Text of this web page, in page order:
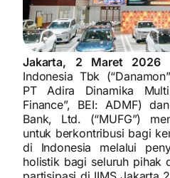
Jakarta, 2 Maret 2026
Indonesia Tbk
PT Adira Dinamika
Finance”, BEI: ADMF)
Bank, Ltd. (“MUFG”)
untuk berkontribusi bagi
di Indonesia melalui
holistik bagi seluruh pihak